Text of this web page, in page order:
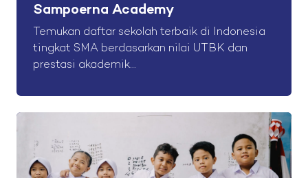
Sampoerna Academy
Temukan daftar sekolah terbaik di Indonesia
tingkat SMA berdasarkan nilai UTBK dan
prestasi akademik...